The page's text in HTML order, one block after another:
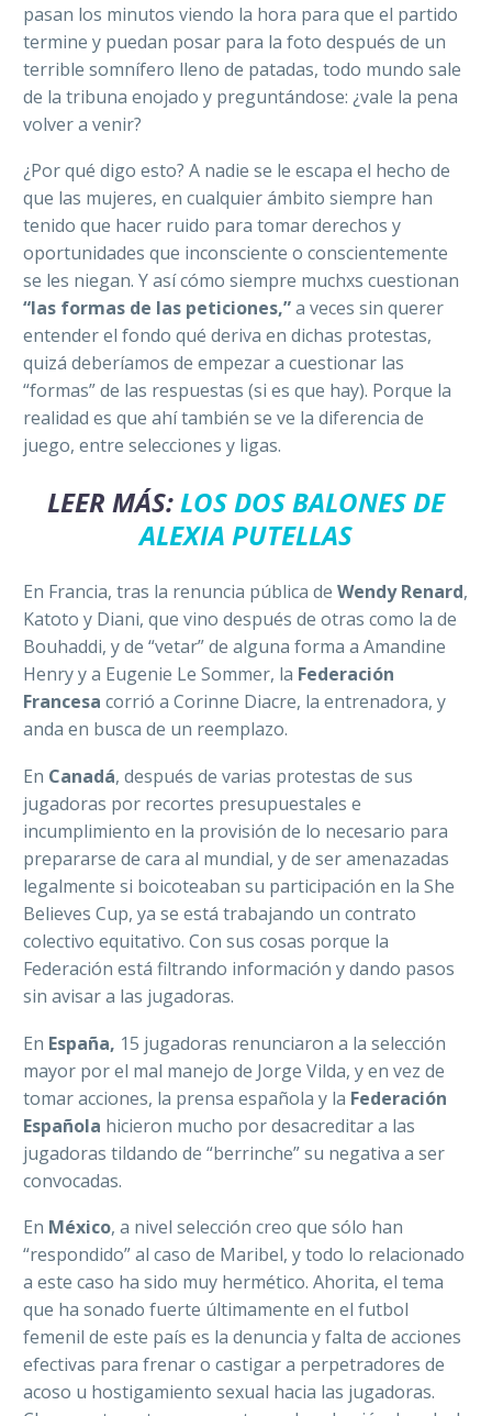
pasan los minutos viendo la hora para que el partido
termine y puedan posar para la foto después de un
terrible somnífero lleno de patadas, todo mundo sale
de la tribuna enojado y preguntándose: ¿vale la pena
volver a venir?
¿Por qué digo esto? A nadie se le escapa el hecho de
que las mujeres, en cualquier ámbito siempre han
tenido que hacer ruido para tomar derechos y
oportunidades que inconsciente o conscientemente
se les niegan. Y así cómo siempre muchxs cuestionan
“las formas de las peticiones,”a veces sin querer
entender el fondo qué deriva en dichas protestas,
quizá deberíamos de empezar a cuestionar las
“formas” de las respuestas (si es que hay). Porque la
realidad es que ahí también se ve la diferencia de
juego, entre selecciones y ligas.
LEER MÁS:LOS DOS BALONES DE
ALEXIA PUTELLAS
En Francia, tras la renuncia pública de Wendy Renard,
Katoto y Diani, que vino después de otras como la de
Bouhaddi, y de “vetar” de alguna forma a Amandine
Henry y a Eugenie Le Sommer, la Federación
Francesa corrió a Corinne Diacre, la entrenadora, y
anda en busca de un reemplazo.
En Canadá, después de varias protestas de sus
jugadoras por recortes presupuestales e
incumplimiento en la provisión de lo necesario para
prepararse de cara al mundial, y de ser amenazadas
legalmente si boicoteaban su participación en la She
Believes Cup, ya se está trabajando un contrato
colectivo equitativo. Con sus cosas porque la
Federación está filtrando información y dando pasos
sin avisar a las jugadoras.
En España, 15 jugadoras renunciaron a la selección
mayor por el mal manejo de Jorge Vilda, y en vez de
tomar acciones, la prensa española y la Federación
Española hicieron mucho por desacreditar a las
jugadoras tildando de “berrinche” su negativa a ser
convocadas.
En México, a nivel selección creo que sólo han
“respondido” al caso de Maribel, y todo lo relacionado
a este caso ha sido muy hermético. Ahorita, el tema
que ha sonado fuerte últimamente en el futbol
femenil de este país es la denuncia y falta de acciones
efectivas para frenar o castigar a perpetradores de
acoso u hostigamiento sexual hacia las jugadoras.